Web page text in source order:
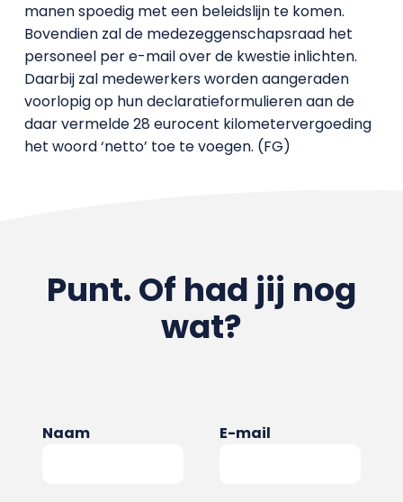
manen spoedig met een beleidslijn te komen.
Bovendien zal de medezeggenschapsraad het
personeel per e-mail over de kwestie inlichten.
Daarbij zal medewerkers worden aangeraden
voorlopig op hun declaratieformulieren aan de
daar vermelde 28 eurocent kilometervergoeding
het woord ‘netto’ toe te voegen. (FG)
Punt. Of had jij nog
wat?
Naam E-mail